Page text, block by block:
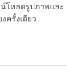
น์โหลดรูปภาพและ
ครั้งเดียว.